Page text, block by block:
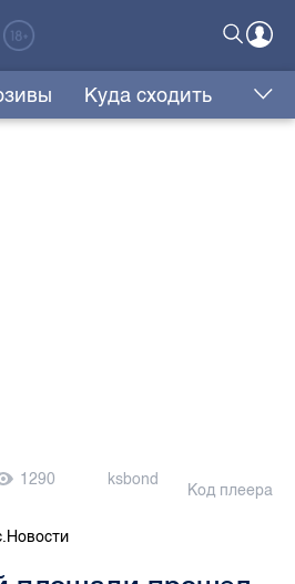
Куда сходить
1290 ksbond
Код плеера